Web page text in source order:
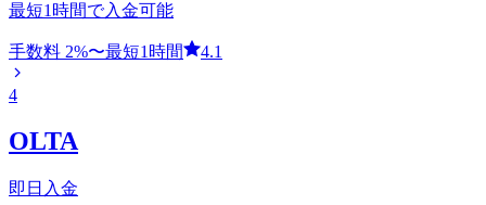
最短1時間で入金可能
手数料 2%〜最短1時間 4.1
4
OLTA
即日入金